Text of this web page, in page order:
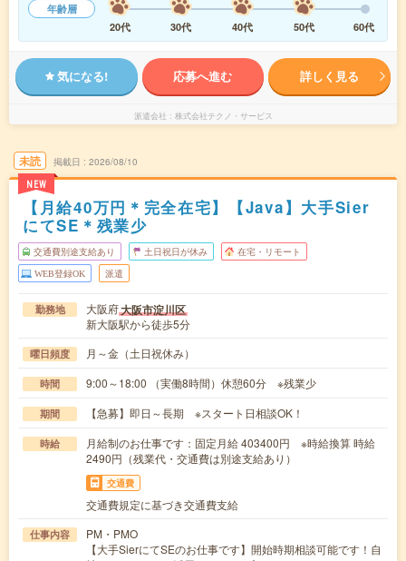
年齢層
20代
30代 40代 50代 60代
気になる! 応募へ進む 詳しく見る
派遣会社 株式会社テクノ・サービス
未読
NEW
掲載日 2026/08/10
【月給40万円＊完全在宅】【Java】大手Sier
にてSE＊残業少
交通費別途支給あり 土日祝日が休み 在宅・リモート
WEB登録OK 派遣
勤務地 大阪府大阪市淀川区
新大阪駅から徒歩5分
曜日頻度 月～金（土日祝休み）
時間 9:00～18:00 （実働8時間）休憩60分 ※残業少
期間 【急募】即日～長期 ※スタート日相談OK！
時給
月給制のお仕事です：固定月給 403400円 ※時給換算 時給
2490円（残業代・交通費は別途支給あり）
交通費
交通費規定に基づき交通費支給
仕事内容
PM・PMO
【大手SierにてSEのお仕事です】開始時期相談可能です！自